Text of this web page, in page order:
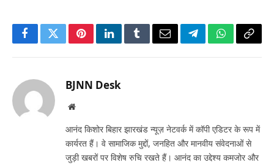
FacebookTwitterPinterestLinkedInTumblrEmailTelegramWhatsApp
Copy
BJNN Desk
Website
आनंद किशोर बिहार झारखंड न्यूज़ नेटवर्क में कॉपी एडिटर के रूप में
कार्यरत हैं। वे सामाजिक मुद्दों, जनहित और मानवीय संवेदनाओं से
जुड़ी खबरों पर विशेष रुचि रखते हैं। आनंद का उद्देश्य कमजोर और